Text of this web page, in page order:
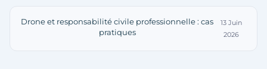
Drone et responsabilité civile professionnelle : cas
pratiques
13 Juin
2026